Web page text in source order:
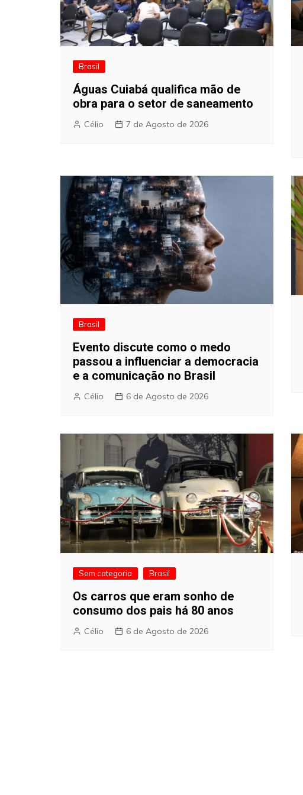
Brasil
Águas Cuiabá qualifica mão de
obra para o setor de saneamento
Célio 7 de Agosto de 2026
Brasil
Evento discute como o medo
passou a influenciar a democracia
e a comunicação no Brasil
Célio 6 de Agosto de 2026
Sem categoria Brasil
Os carros que eram sonho de
consumo dos pais há 80 anos
Célio 6 de Agosto de 2026